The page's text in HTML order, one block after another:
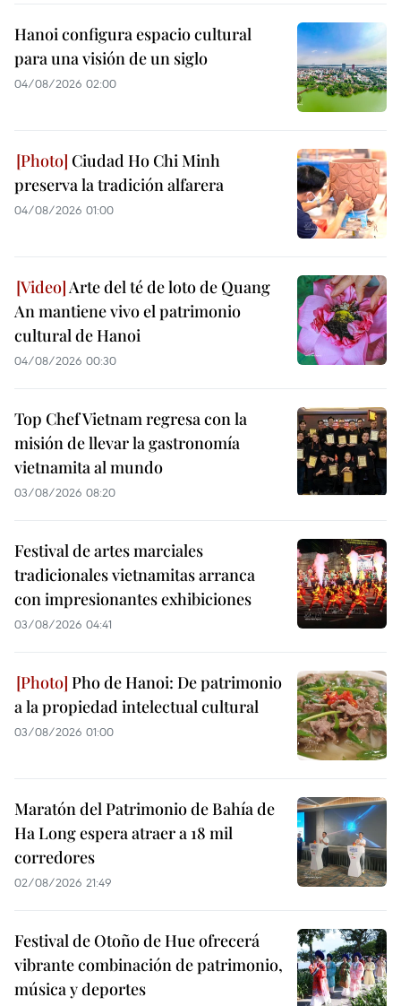
Hanoi configura espacio cultural
para una visión de un siglo
04/08/2026 02:00
Ciudad Ho Chi Minh
preserva la tradición alfarera
04/08/2026 01:00
Arte del té de loto de Quang
An mantiene vivo el patrimonio
cultural de Hanoi
04/08/2026 00:30
Top Chef Vietnam regresa con la
misión de llevar la gastronomía
vietnamita al mundo
03/08/2026 08:20
Festival de artes marciales
tradicionales vietnamitas arranca
con impresionantes exhibiciones
03/08/2026 04:41
Pho de Hanoi: De patrimonio
a la propiedad intelectual cultural
03/08/2026 01:00
Maratón del Patrimonio de Bahía de
Ha Long espera atraer a 18 mil
corredores
02/08/2026 21:49
Festival de Otoño de Hue ofrecerá
vibrante combinación de patrimonio,
música y deportes